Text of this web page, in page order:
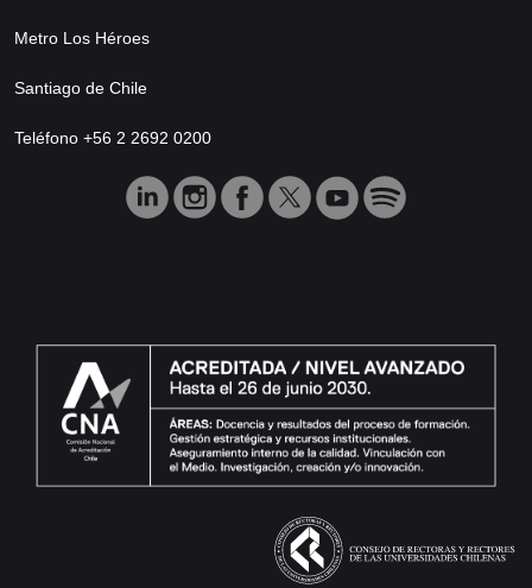
Metro Los Héroes
Santiago de Chile
Teléfono +56 2 2692 0200